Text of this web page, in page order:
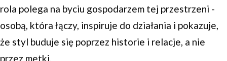
rola polega na byciu gospodarzem tej przestrzeni -
osobą, która łączy, inspiruje do działania i pokazuje,
że styl buduje się poprzez historie i relacje, a nie
przez metki.